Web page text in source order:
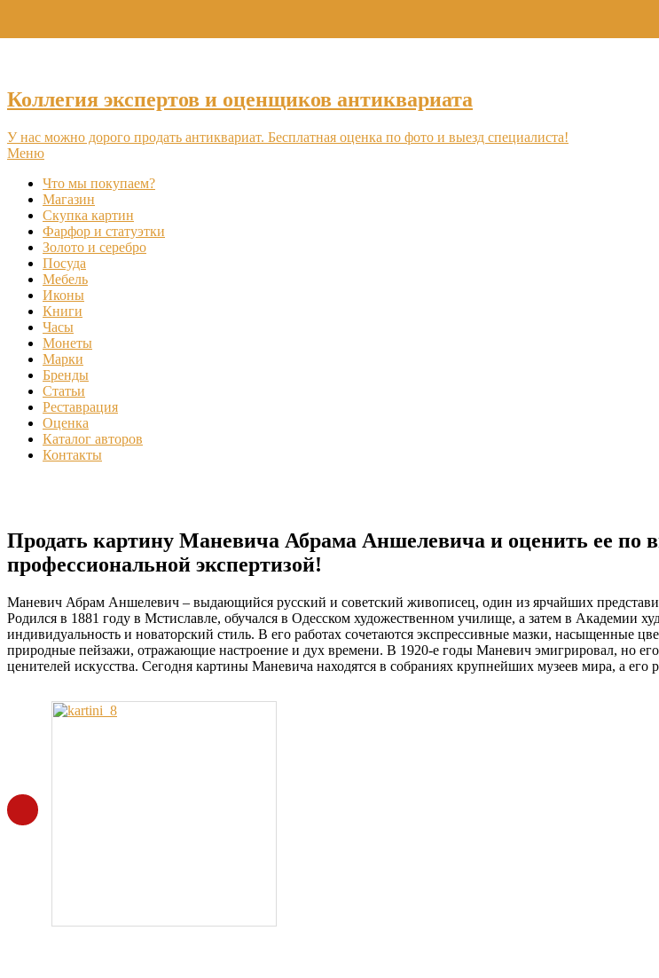
Коллегия экспертов и оценщиков антиквариата
У нас можно дорого продать антиквариат. Бесплатная оценка по фото и выезд специалиста!
Меню
Что мы покупаем?
Магазин
Скупка картин
Фарфор и статуэтки
Золото и серебро
Посуда
Мебель
Иконы
Книги
Часы
Монеты
Марки
Бренды
Статьи
Реставрация
Оценка
Каталог авторов
Контакты
Продать картину Маневича Абрама Аншелевича и оценить ее по
профессиональной экспертизой!
Маневич Абрам Аншелевич – выдающийся русский и советский живописец, один из ярчайших
Родился в 1881 году в Мстиславле, обучался в Одесском художественном училище, а затем в Академии
индивидуальность и новаторский стиль. В его работах сочетаются экспрессивные мазки, насыщенные
природные пейзажи, отражающие настроение и дух времени. В 1920-е годы Маневич эмигрировал, но
ценителей искусства. Сегодня картины Маневича находятся в собраниях крупнейших музеев мира, а